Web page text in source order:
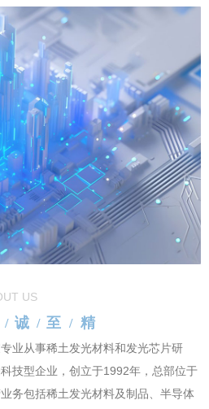
业从事稀土发光材料和发光芯片研
技型企业，创立于1992年，总部位于
务包括稀土发光材料及制品、半导体
US
/ 诚 / 至 /精